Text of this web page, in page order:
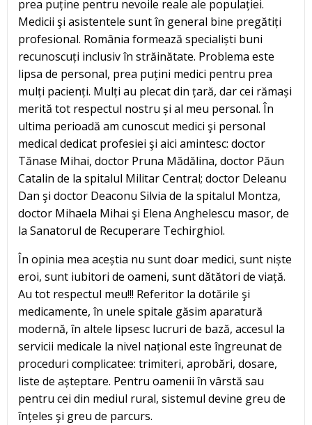
prea puține pentru nevoile reale ale populației.
Medicii şi asistentele sunt în general bine pregătiți
profesional. România formează specialiști buni
recunoscuți inclusiv în străinătate. Problema este
lipsa de personal, prea puțini medici pentru prea
mulți pacienți. Mulți au plecat din țară, dar cei rămași
merită tot respectul nostru și al meu personal. În
ultima perioadă am cunoscut medici şi personal
medical dedicat profesiei şi aici amintesc: doctor
Tănase Mihai, doctor Pruna Mădălina, doctor Păun
Catalin de la spitalul Militar Central; doctor Deleanu
Dan şi doctor Deaconu Silvia de la spitalul Montza,
doctor Mihaela Mihai şi Elena Anghelescu masor, de
la Sanatorul de Recuperare Techirghiol.
În opinia mea aceștia nu sunt doar medici, sunt niște
eroi, sunt iubitori de oameni, sunt dătători de viață.
Au tot respectul meu!!! Referitor la dotările şi
medicamente, în unele spitale găsim aparatură
modernă, în altele lipsesc lucruri de bază, accesul la
servicii medicale la nivel național este îngreunat de
proceduri complicatee: trimiteri, aprobări, dosare,
liste de așteptare. Pentru oamenii în vârstă sau
pentru cei din mediul rural, sistemul devine greu de
înțeles şi greu de parcurs.